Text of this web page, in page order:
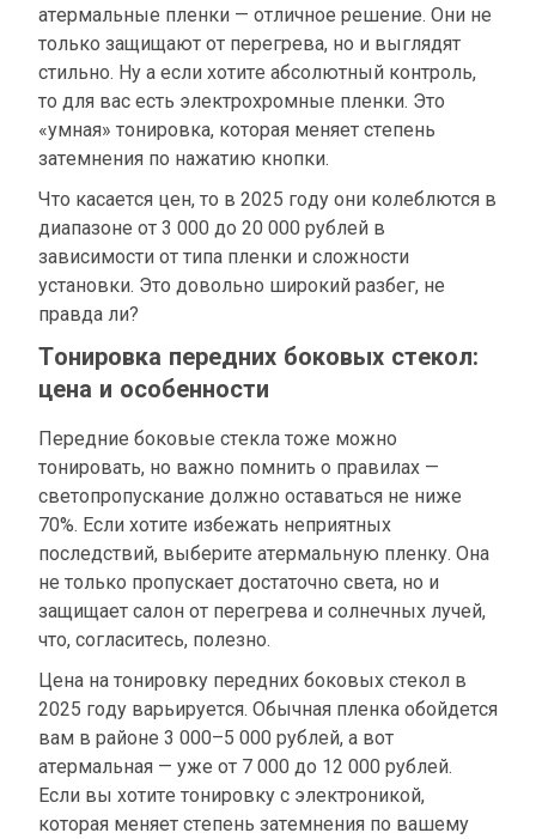
атермальные пленки — отличное решение. Они не
только защищают от перегрева, но и выглядят
стильно. Ну а если хотите абсолютный контроль,
то для вас есть электрохромные пленки. Это
«умная» тонировка, которая меняет степень
затемнения по нажатию кнопки.
Что касается цен, то в 2025 году они колеблются в
диапазоне от 3 000 до 20 000 рублей в
зависимости от типа пленки и сложности
установки. Это довольно широкий разбег, не
правда ли?
Тонировка передних боковых стекол:
цена и особенности
Передние боковые стекла тоже можно
тонировать, но важно помнить о правилах —
светопропускание должно оставаться не ниже
70%. Если хотите избежать неприятных
последствий, выберите атермальную пленку. Она
не только пропускает достаточно света, но и
защищает салон от перегрева и солнечных лучей,
что, согласитесь, полезно.
Цена на тонировку передних боковых стекол в
2025 году варьируется. Обычная пленка обойдется
вам в районе 3 000–5 000 рублей, а вот
атермальная — уже от 7 000 до 12 000 рублей.
Если вы хотите тонировку с электроникой,
которая меняет степень затемнения по вашему